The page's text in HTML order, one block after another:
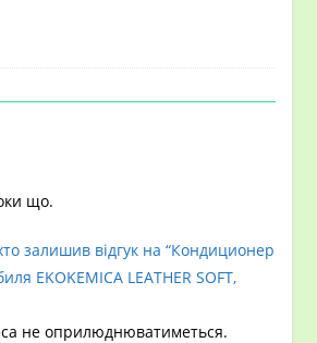
що.
залишив відгук на “Кондиционер
EKOKEMICA LEATHER SOFT,
не оприлюднюватиметься.